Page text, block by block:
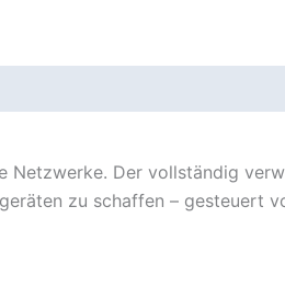
Netzwerke. Der vollständig
zu schaffen – gesteuert